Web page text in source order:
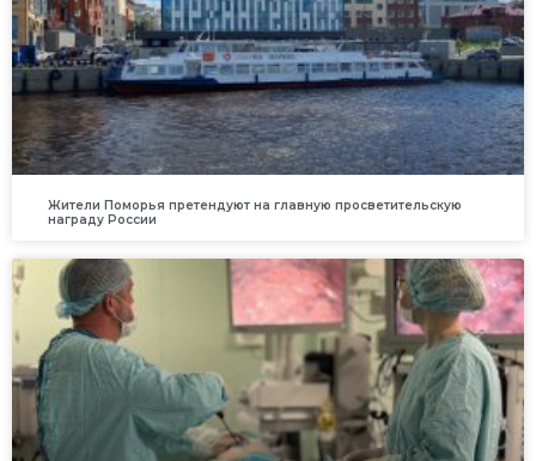
Жители Поморья претендуют на главную просветительскую
награду России